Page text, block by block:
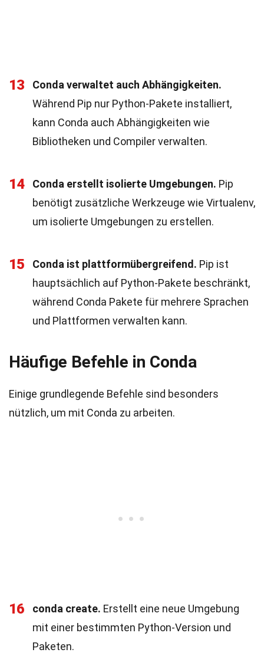
13
Conda verwaltet auch Abhängigkeiten.
Während Pip nur Python-Pakete installiert,
kann Conda auch Abhängigkeiten wie
Bibliotheken und Compiler verwalten.
14 Conda erstellt isolierte Umgebungen. Pip
benötigt zusätzliche Werkzeuge wie Virtualenv,
um isolierte Umgebungen zu erstellen.
15 Conda ist plattformübergreifend. Pip ist
hauptsächlich auf Python-Pakete beschränkt,
während Conda Pakete für mehrere Sprachen
und Plattformen verwalten kann.
Häufige Befehle in Conda
Einige grundlegende Befehle sind besonders
nützlich, um mit Conda zu arbeiten.
16 conda create. Erstellt eine neue Umgebung
mit einer bestimmten Python-Version und
Paketen.